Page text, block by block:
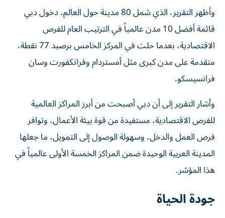
وأظهر التقرير، الذي شمل 80 مدينة حول العالم، دخول دبي
قائمة أفضل 10 مدن عالمياً في الترتيب العام للفرص
الاقتصادية، بعدما حلت في المركز الخامس برصيد 77 نقطة،
متقدمة على مدن كبرى مثل أمستردام وفرانكفورت وسان
فرانسيسكو.
وأشار التقرير إلى أن دبي أصبحت من أبرز المراكز العالمية
للفرص الاقتصادية، مستفيدة من قوة بيئة الأعمال، وتوافر
فرص العمل والدخل، وسهولة الوصول إلى التمويل، ما جعلها
المدينة العربية الوحيدة ضمن المراكز الخمسة الأولى عالمياً في
هذا المؤشر.
جودة الحياة